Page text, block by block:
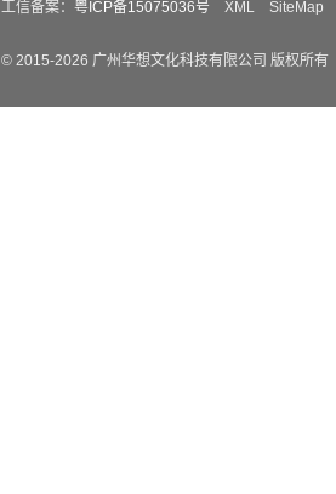
工信备案： 粤ICP备15075036号 XML SiteMap
© 2015-2026 广州华想文化科技有限公司 版权所有